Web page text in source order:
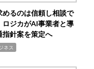
めるのは信頼し相談で
ジカがAI事業者と導
指針案を策定へ
ネス